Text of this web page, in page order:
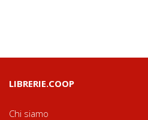
LIBRERIE.COOP
Chi siamo